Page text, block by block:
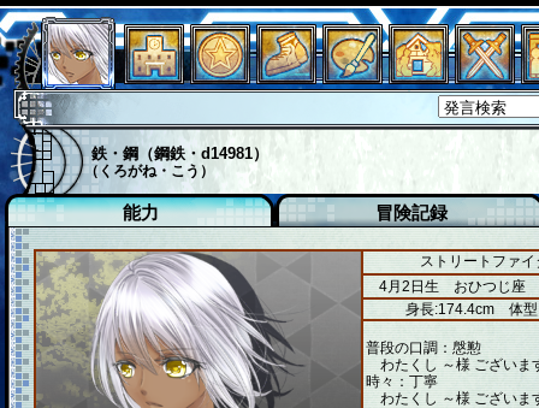
鉄・鋼（鋼鉄・d14981）
（くろがね・こう）
能力 冒険記録
ストリートファ
4月2日生 おひつじ座
身長:174.4cm 体型
普段の口調：慇懃
わたくし ～様 ございま
時々：丁寧
わたくし ～様 ございま